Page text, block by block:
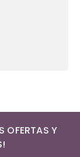
OFERTAS Y